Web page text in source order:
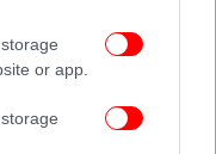
or app.